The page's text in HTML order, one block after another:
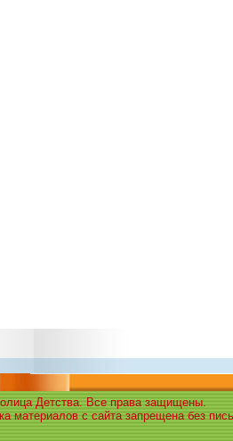
Детства. Все права защищены.
материалов с сайта запрещена без